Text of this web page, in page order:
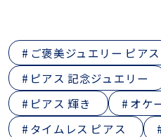
ご褒美ジュエリー ピアス
ピアス 記念ジュエリー
ピアス 輝き
オケ
タイムレス ピアス